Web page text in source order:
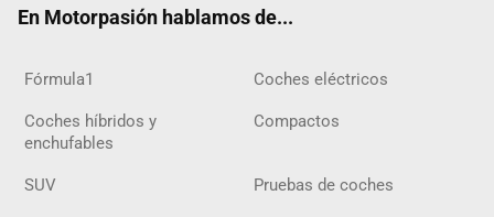
En Motorpasión hablamos de...
Fórmula1 Coches eléctricos
Coches híbridos y
enchufables
Compactos
SUV Pruebas de coches